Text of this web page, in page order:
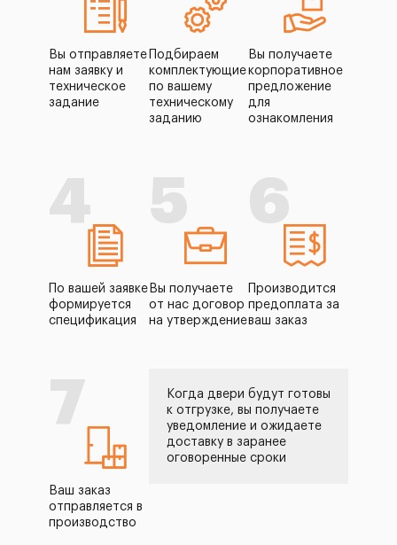
Вы отправляете
нам заявку и
техническое
задание
Подбираем
комплектующие
по вашему
техническому
заданию
Вы получаете
корпоративное
предложение
для
ознакомления
4
По вашей заявке
формируется
спецификация
5
Вы получаете
от нас договор
на утверждение
6
Производится
предоплата за
ваш заказ
7
Ваш заказ
отправляется в
производство
Когда двери будут готовы
к отгрузке, вы получаете
уведомление и ожидаете
доставку в заранее
оговоренные сроки